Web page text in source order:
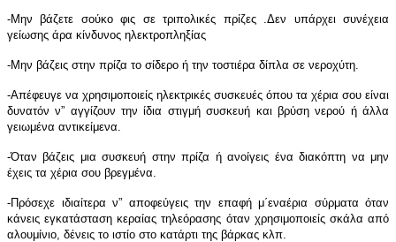
-Μην βάζετε σούκο φις σε τριπολικές πρίζες .Δεν υπάρχει συνέχεια
γείωσης άρα κίνδυνος ηλεκτροπληξίας
-Μην βάζεις στην πρίζα το σίδερο ή την τοστιέρα δίπλα σε νεροχύτη.
-Απέφευγε να χρησιμοποιείς ηλεκτρικές συσκευές όπου τα χέρια σου είναι
δυνατόν ν” αγγίζουν την ίδια στιγμή συσκευή και βρύση νερού ή άλλα
γειωμένα αντικείμενα.
-Όταν βάζεις μια συσκευή στην πρίζα ή ανοίγεις ένα διακόπτη να μην
έχεις τα χέρια σου βρεγμένα.
-Πρόσεχε ιδιαίτερα ν” αποφεύγεις την επαφή μ΄εναέρια σύρματα όταν
κάνεις εγκατάσταση κεραίας τηλεόρασης όταν χρησιμοποιείς σκάλα από
αλουμίνιο, δένεις το ιστίο στο κατάρτι της βάρκας κλπ.